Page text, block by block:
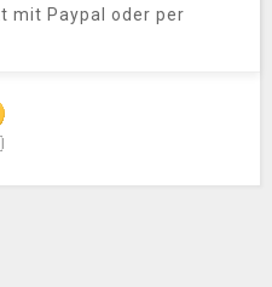
mit Paypal oder per